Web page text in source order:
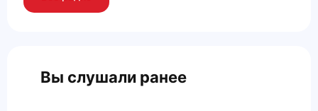
Вы слушали ранее